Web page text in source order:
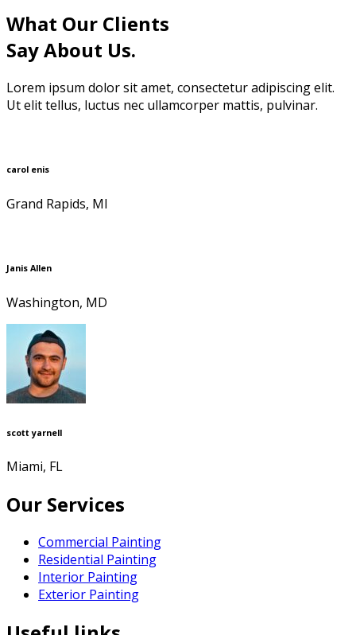
What Our Clients
Say About Us.
Lorem ipsum dolor sit amet, consectetur adipiscing elit.
Ut elit tellus, luctus nec ullamcorper mattis, pulvinar.
carol enis
Grand Rapids, MI
Janis Allen
Washington, MD
scott yarnell
Miami, FL
Our Services
Commercial Painting
Residential Painting
Interior Painting
Exterior Painting